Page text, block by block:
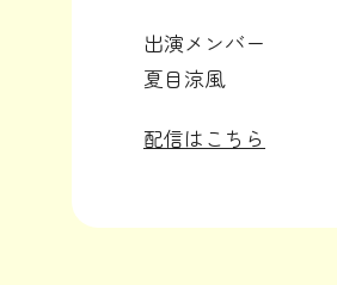
出演メンバー
夏目涼風
配信はこちら